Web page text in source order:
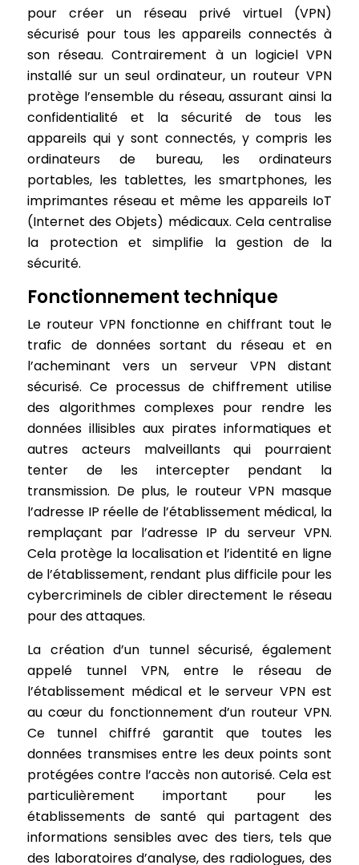
pour créer un réseau privé virtuel (VPN)
sécurisé pour tous les appareils connectés à
son réseau. Contrairement à un logiciel VPN
installé sur un seul ordinateur, un routeur VPN
protège l’ensemble du réseau, assurant ainsi la
confidentialité et la sécurité de tous les
appareils qui y sont connectés, y compris les
ordinateurs de bureau, les ordinateurs
portables, les tablettes, les smartphones, les
imprimantes réseau et même les appareils IoT
(Internet des Objets) médicaux. Cela centralise
la protection et simplifie la gestion de la
sécurité.
Fonctionnement technique
Le routeur VPN fonctionne en chiffrant tout le
trafic de données sortant du réseau et en
l’acheminant vers un serveur VPN distant
sécurisé. Ce processus de chiffrement utilise
des algorithmes complexes pour rendre les
données illisibles aux pirates informatiques et
autres acteurs malveillants qui pourraient
tenter de les intercepter pendant la
transmission. De plus, le routeur VPN masque
l’adresse IP réelle de l’établissement médical, la
remplaçant par l’adresse IP du serveur VPN.
Cela protège la localisation et l’identité en ligne
de l’établissement, rendant plus difficile pour les
cybercriminels de cibler directement le réseau
pour des attaques.
La création d’un tunnel sécurisé, également
appelé tunnel VPN, entre le réseau de
l’établissement médical et le serveur VPN est
au cœur du fonctionnement d’un routeur VPN.
Ce tunnel chiffré garantit que toutes les
données transmises entre les deux points sont
protégées contre l’accès non autorisé. Cela est
particulièrement important pour les
établissements de santé qui partagent des
informations sensibles avec des tiers, tels que
des laboratoires d’analyse, des radiologues, des